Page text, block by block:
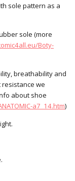
sole pattern as a
sole (more
Boty-
breathability and
we
about shoe
a7_14.htm)